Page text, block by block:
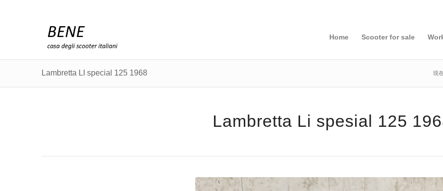
Home Scooter for sale
Lambretta LI special 125 1968 現
Lambretta Li spesial 125